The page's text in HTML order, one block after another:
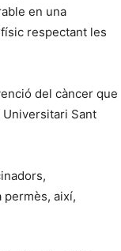
en una
respectant les
del càncer que
Universitari Sant
permès, així,